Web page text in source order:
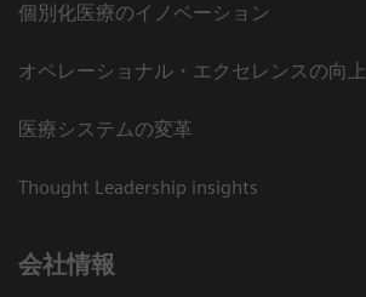
個別化医療のイノベーション
オペレーショナル・エクセレンスの向上
医療システムの変革
Thought Leadership insights
会社情報